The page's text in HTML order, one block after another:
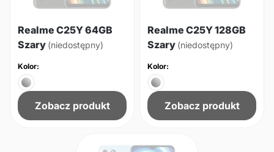
Realme C25Y 64GB
Szary (niedostępny)
Kolor:
Zobacz produkt
Realme C25Y 128GB
Szary (niedostępny)
Kolor:
Zobacz produkt